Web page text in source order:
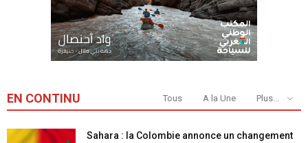
EN CONTINU Tous A la Une Plus...
Sahara : la Colombie annonce un changement